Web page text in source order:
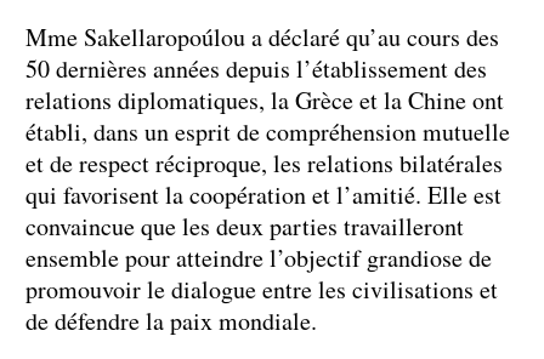
Mme Sakellaropoúlou a déclaré qu’au cours des
50 dernières années depuis l’établissement des
relations diplomatiques, la Grèce et la Chine ont
établi, dans un esprit de compréhension mutuelle
et de respect réciproque, les relations bilatérales
qui favorisent la coopération et l’amitié. Elle est
convaincue que les deux parties travailleront
ensemble pour atteindre l’objectif grandiose de
promouvoir le dialogue entre les civilisations et
de défendre la paix mondiale.